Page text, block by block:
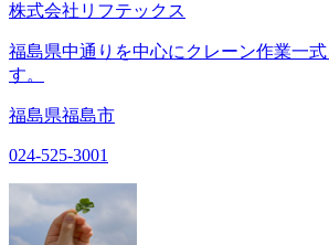
株式会社リフテックス
福島県中通りを中心にクレーン作業一
す。
福島県福島市
024-525-3001